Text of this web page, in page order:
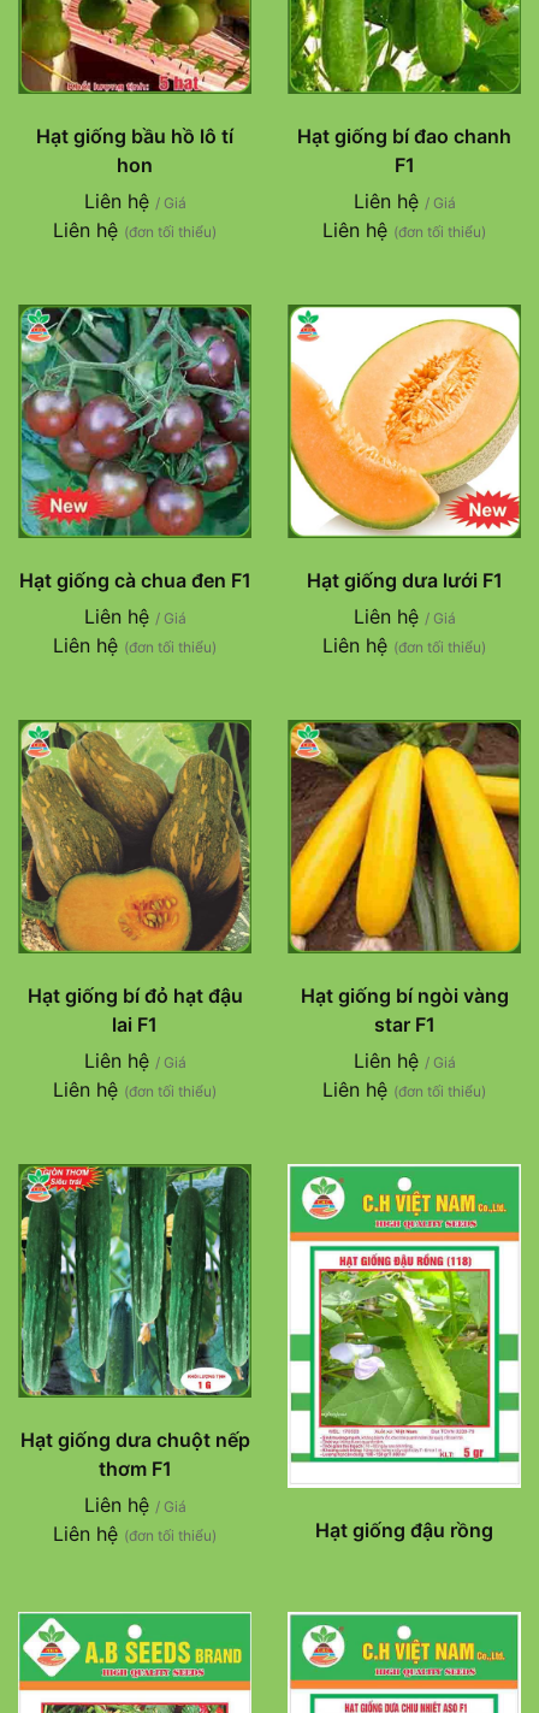
Hạt giống bầu hồ lô tí
hon
Liên hệ / Giá
Liên hệ (đơn tối thiểu)
Hạt giống bí đao chanh
F1
Liên hệ / Giá
Liên hệ (đơn tối thiểu)
Hạt giống cà chua đen F1
Liên hệ / Giá
Liên hệ (đơn tối thiểu)
Hạt giống dưa lưới F1
Liên hệ / Giá
Liên hệ (đơn tối thiểu)
Hạt giống bí đỏ hạt đậu
lai F1
Liên hệ / Giá
Liên hệ (đơn tối thiểu)
Hạt giống bí ngòi vàng
star F1
Liên hệ / Giá
Liên hệ (đơn tối thiểu)
Hạt giống dưa chuột nếp
thơm F1
Liên hệ / Giá
Liên hệ (đơn tối thiểu) Hạt giống đậu rồng